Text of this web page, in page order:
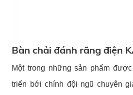
Bàn chải đánh răng điện
Một trong những sản phẩm
triển bới chính đội ngũ chuyên